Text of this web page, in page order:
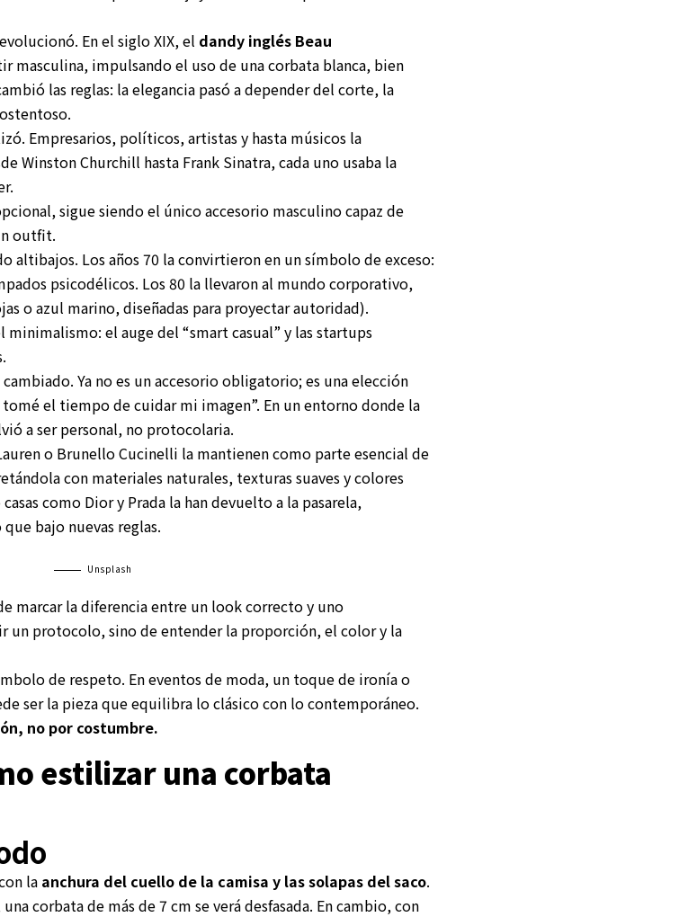
En el siglo XIX, el dandy inglés Beau
masculina, impulsando el uso de una corbata blanca, bien
las reglas: la elegancia pasó a depender del corte, la
Empresarios, políticos, artistas y hasta músicos la
Winston Churchill hasta Frank Sinatra, cada uno usaba la
sigue siendo el único accesorio masculino capaz de
outfit.
altibajos. Los años 70 la convirtieron en un símbolo de exceso:
psicodélicos. Los 80 la llevaron al mundo corporativo,
o azul marino, diseñadas para proyectar autoridad).
el auge del “smart casual” y las startups
Ya no es un accesorio obligatorio; es una elección
el tiempo de cuidar mi imagen”. En un entorno donde la
a ser personal, no protocolaria.
o Brunello Cucinelli la mantienen como parte esencial de
con materiales naturales, texturas suaves y colores
como Dior y Prada la han devuelto a la pasarela,
bajo nuevas reglas.
Unsplash
marcar la diferencia entre un look correcto y uno
un protocolo, sino de entender la proporción, el color y la
de respeto. En eventos de moda, un toque de ironía o
ser la pieza que equilibra lo clásico con lo contemporáneo.
no por costumbre.
estilizar una corbata
la anchura del cuello de la camisa y las solapas del saco.
corbata de más de 7 cm se verá desfasada. En cambio, con